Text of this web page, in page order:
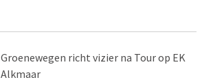
Groenewegen richt vizier na Tour op EK
Alkmaar